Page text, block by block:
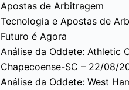
Apostas de Arbitragem
Tecnologia e Apostas de
Futuro é Agora
Análise da Oddete: Athletic
Chapecoense-SC – 22/08/
Análise da Oddete: West